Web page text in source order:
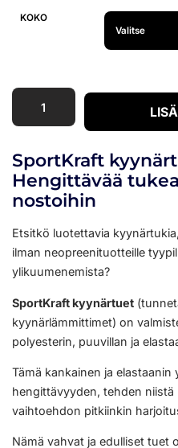
KOKO
SportKraft
Hengittävää
nostoihin
Etsitkö luotettavia
ilman neopreenituotteille
ylikuumenemista?
SportKraft kyynärtuet
kyynärlämmittimet) on
polyesterin, puuvillan ja
Tämä kankainen ja elastaanin
hengittävyyden, tehden
vaihtoehdon pitkiinkin
Nämä vahvat ja edulliset tuet